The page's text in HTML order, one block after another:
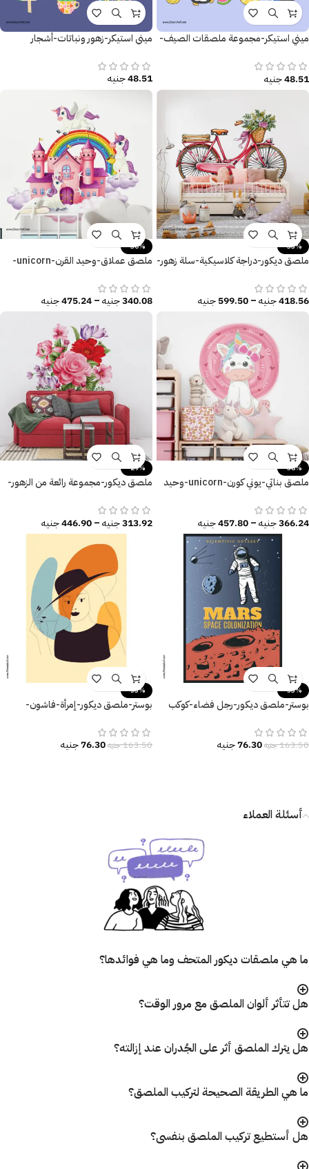
ميني استيكر-مجموعة ملصقات الصيف-
48.51جنيه
ميني استيكر-زهور ونباتات-أشجار
48.51جنيه
-33%
ملصق ديكور-دراجة كلاسيكية-سلة زهور-
418.56جنيه–
599.50جنيه
-30%
ملصق عملاق-وحيد القرن-unicorn-
340.08جنيه–
475.24جنيه
-38%
ملصق بناتي-يوني كورن-unicorn-وحيد
366.24جنيه–
457.80جنيه
-29%
ملصق ديكور-مجموعة رائعة من الزهور-
313.92جنيه–
446.90جنيه
-53%
بوستر-ملصق ديكور-رجل فضاء-كوكب
163.50جنيه76.30جنيه
-53%
بوستر-ملصق ديكور-إمرأة-فاشون-
163.50جنيه76.30جنيه
أسئلة العملاء
ما هي ملصقات ديكور المتحف وما هي فوائدها؟
هل تتأثر ألوان الملصق مع مرور الوقت؟
هل يترك الملصق أثر على الجُدران عند إزالته؟
ما هي الطريقة الصحيحة لتركيب الملصق؟
هل أستطيع تركيب الملصق بنفسى؟